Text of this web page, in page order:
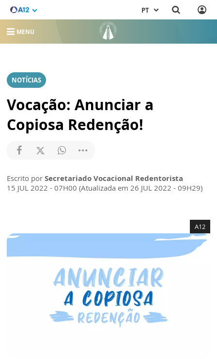
PT
MENU
NOTÍCIAS
Vocação: Anunciar a
Copiosa Redenção!
Escrito por Secretariado Vocacional Redentorista
15 JUL 2022 - 07H00 (Atualizada em 26 JUL 2022 - 09H29)
A12